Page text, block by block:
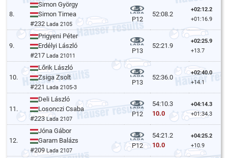
8.
Simon György
Simon Timea
#232 Lada 2105
P12
52:08.2
+02:12.2
+01:16.9
9.
Prigyeni Péter
Erdélyi László
#217 Lada 21011
P13
52:21.9
+02:25.9
+13.7
10.
Lőrik László
Zsiga Zsolt
#221 Lada 2105-3
P13
52:36.0
+02:40.0
+14.1
11.
Deli László
Losonczi Csaba
#223Lada 2107
P12
54:10.3
10.0
+04:14.3
+01:34.3
12.
Jóna Gábor
Garam Balázs
#209Lada 2107
P12
54:21.2
10.0
+04:25.2
+10.9